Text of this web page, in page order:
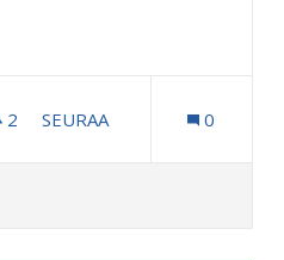
Terveys ja hyvinvointi
2 2 SEURAAJAA
SEURAA 0